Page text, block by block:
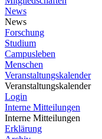
News
News
Forschung
Studium
Campusleben
Menschen
Veranstaltungskalender
Veranstaltungskalender
Login
Interne Mitteilungen
Interne Mitteilungen
Erklärung